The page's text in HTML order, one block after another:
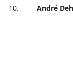
10.
André